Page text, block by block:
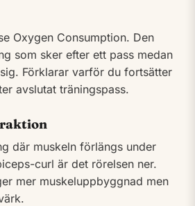
Oxygen Consumption. Den
som sker efter ett pass medan
Förklarar varför du fortsätter
avslutat träningspass.
där muskeln förlängs under
curl är det rörelsen ner.
mer muskeluppbyggnad men